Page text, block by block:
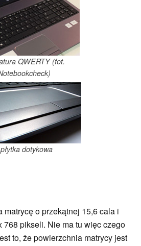
QWERTY (fot.
płytka dotykowa
matrycę o przekątnej 15,6 cala i
768 pikseli. Nie ma tu więc czego
to, że powierzchnia matrycy jest